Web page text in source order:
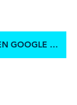
DESCARGA GRATUITA EN GOOGLE DRIVE